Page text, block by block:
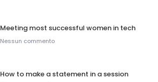
Meeting most successful women in tech
Nessun commento
How to make a statement in a session